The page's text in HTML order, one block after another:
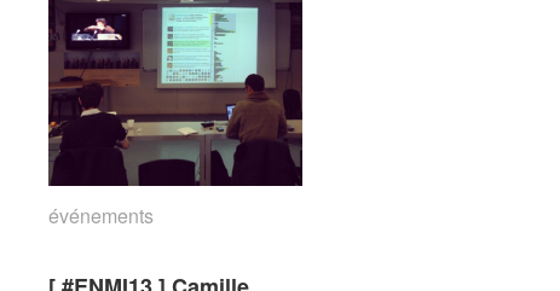
événements
événements